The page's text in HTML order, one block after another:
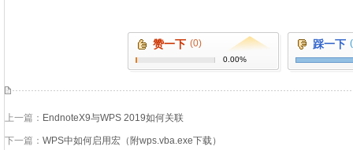
赞一下 (0)
0.00%
踩一下
上一篇： EndnoteX9与WPS 2019如何关联
下一篇： WPS中如何启用宏（附wps.vba.exe下载）